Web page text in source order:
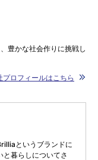
豊かな社会作りに挑戦し
プロフィールはこちら
というブランドに
と暮らしについてさ